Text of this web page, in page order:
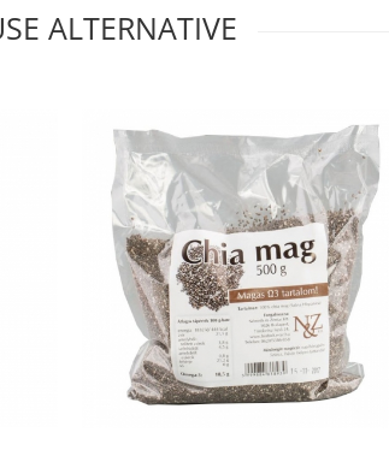
ALTERNATIVE